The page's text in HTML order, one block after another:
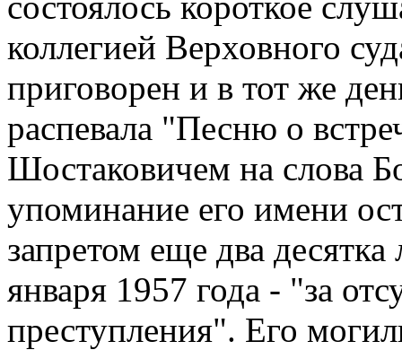
коллегией Верховного
приговорен и в тот же
распевала "Песню о
Шостаковичем на слова
упоминание его имени
запретом еще два
января 1957 года - "за
преступления". Его